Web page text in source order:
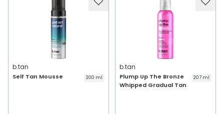
b.tan
Self Tan Mousse 200 ml
b.tan
Plump Up The Bronze
Whipped Gradual Tan
207 ml